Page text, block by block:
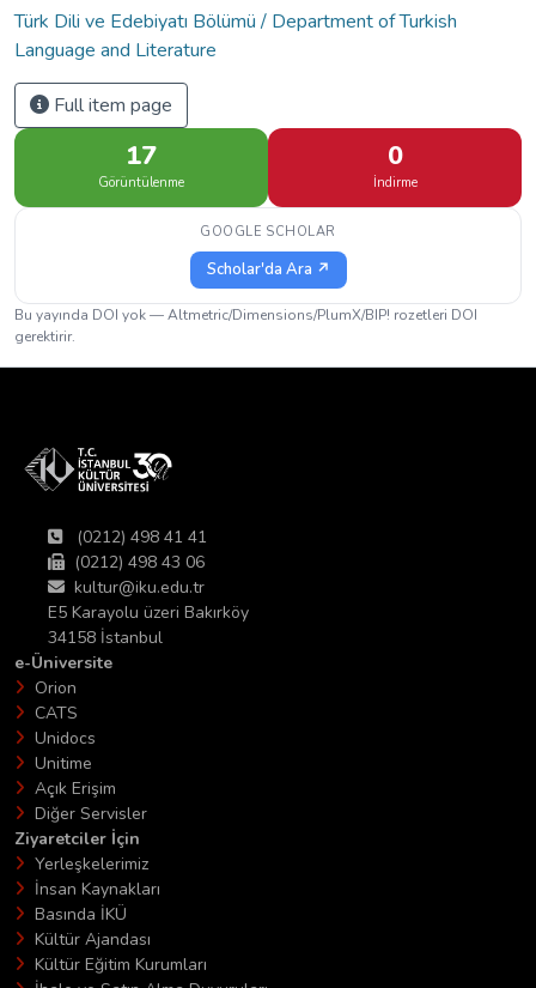
Türk Dili ve Edebiyatı Bölümü / Department of Turkish
Language and Literature
Full item page
17
Görüntülenme
0
İndirme
GOOGLE SCHOLAR
Scholar'da Ara ↗
Bu yayında DOI yok — Altmetric/Dimensions/PlumX/BIP! rozetleri DOI
gerektirir.
(0212) 498 41 41
(0212) 498 43 06
kultur@iku.edu.tr
E5 Karayolu üzeri Bakırköy
34158 İstanbul
e-Üniversite
Orion
CATS
Unidocs
Unitime
Açık Erişim
Diğer Servisler
Ziyaretciler İçin
Yerleşkelerimiz
İnsan Kaynakları
Basında İKÜ
Kültür Ajandası
Kültür Eğitim Kurumları